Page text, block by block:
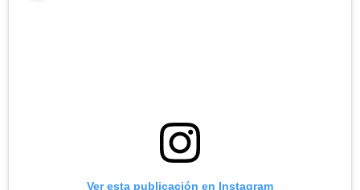
Ver esta publicación en Instagram